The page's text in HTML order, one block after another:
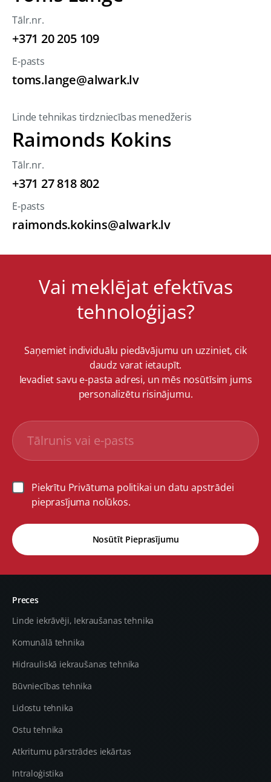
Tālr.nr.
+371 20 205 109
E-pasts
toms.lange@alwark.lv
Linde tehnikas tirdzniecības menedžeris
Raimonds Kokins
Tālr.nr.
+371 27 818 802
E-pasts
raimonds.kokins@alwark.lv
Vai meklējat efektīvas
tehnoloģijas?
Saņemiet individuālu piedāvājumu un uzziniet, cik
daudz varat ietaupīt.
Ievadiet savu e-pasta adresi, un mēs nosūtīsim jums
personalizētu risinājumu.
Piekrītu Privātuma politikai un datu apstrādei
pieprasījuma nolūkos.
Nosūtīt Pieprasījumu
Preces
Linde iekrāvēji, Iekraušanas tehnika
Komunālā tehnika
Hidrauliskā iekraušanas tehnika
Būvniecības tehnika
Lidostu tehnika
Ostu tehnika
Atkritumu pārstrādes iekārtas
Intraloģistika